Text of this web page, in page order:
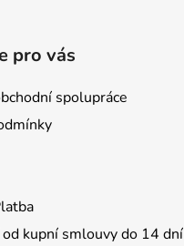
pro vás
spolupráce
kupní smlouvy do 14 dní